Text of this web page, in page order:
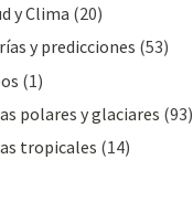
y Clima (20)
y predicciones (53)
(1)
polares y glaciares (93)
tropicales (14)